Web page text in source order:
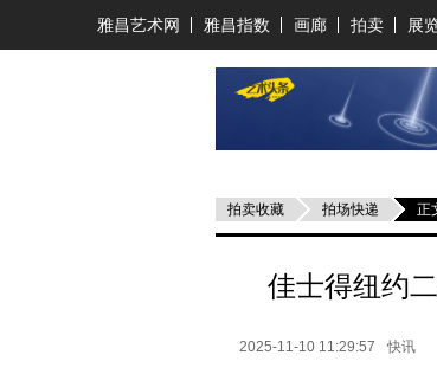
雅昌艺术网 雅昌指数 画廊 拍卖 展
拍卖收藏 拍场快递 正
佳士得纽约
2025-11-10 11:29:57 快讯